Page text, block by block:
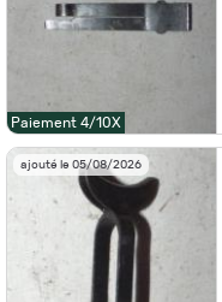
Paiement 4/10X
ajouté le 05/08/2026